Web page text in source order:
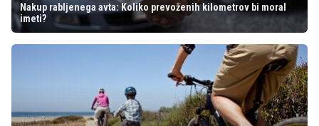
Nakup rabljenega avta: Koliko prevoženih kilometrov bi moral
imeti?